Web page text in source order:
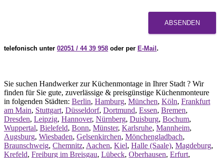
ABSENDEN
telefonisch unter 02051 / 44 39 958 oder per E-Mail .
Sie suchen Handwerker zur Küchenmontage in Ihrer Stadt ? Wir
finden für Sie gute, zuverlässige & preisgünstige Küchenmonteure
in folgenden Städten: Berlin, Hamburg, München, Köln, Frankfurt
am Main, Stuttgart, Düsseldorf, Dortmund, Essen, Bremen,
Dresden, Leipzig, Hannover, Nürnberg, Duisburg, Bochum,
Wuppertal, Bielefeld, Bonn, Münster, Karlsruhe, Mannheim,
Augsburg, Wiesbaden, Gelsenkirchen, Mönchengladbach,
Braunschweig, Chemnitz, Aachen, Kiel, Halle (Saale), Magdeburg,
Krefeld, Freiburg im Breisgau, Lübeck, Oberhausen, Erfurt,